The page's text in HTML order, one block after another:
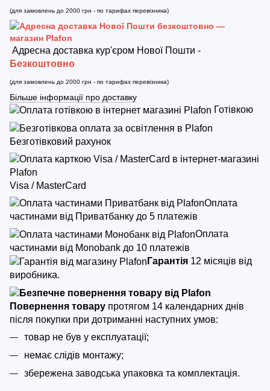
(для замовлень до 2000 грн - по тарифах перевізника)
Адресна доставка кур'єром Нової Пошти -
Безкоштовно
(для замовлень до 2000 грн - по тарифах перевізника)
Більше інформації про доставку
Готівкою
Безготівковий рахунок
Visa / MasterCard
Оплата
частинами від Приватбанку до 5 платежів
Оплата
частинами від Monobank до 10 платежів
Гарантія 12 місяців від
виробника.
Повернення товару протягом 14 календарних днів
після покупки при дотриманні наступних умов:
товар не був у експлуатації;
немає слідів монтажу;
збережена заводська упаковка та комплектація.